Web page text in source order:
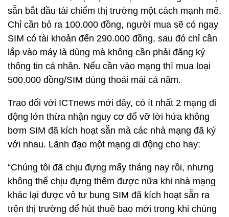
sẵn bắt đầu tái chiếm thị trường một cách mạnh mẽ.
Chỉ cần bỏ ra 100.000 đồng, người mua sẽ có ngay
SIM có tài khoản đến 290.000 đồng, sau đó chỉ cần
lắp vào máy là dùng mà không cần phải đăng ký
thông tin cá nhân. Nếu cần vào mạng thì mua loại
500.000 đồng/SIM dùng thoải mái cả năm.
Trao đổi với ICTnews mới đây, có ít nhất 2 mạng di
động lớn thừa nhận nguy cơ đổ vỡ lời hứa không
bơm SIM đã kích hoạt sẵn mà các nhà mạng đã ký
với nhau. Lãnh đạo một mạng di động cho hay:
“Chúng tôi đã chịu đựng mấy tháng nay rồi, nhưng
không thể chịu đựng thêm được nữa khi nhà mạng
khác lại được vô tư bung SIM đã kích hoạt sẵn ra
trên thị trường để hút thuê bao mới trong khi chúng